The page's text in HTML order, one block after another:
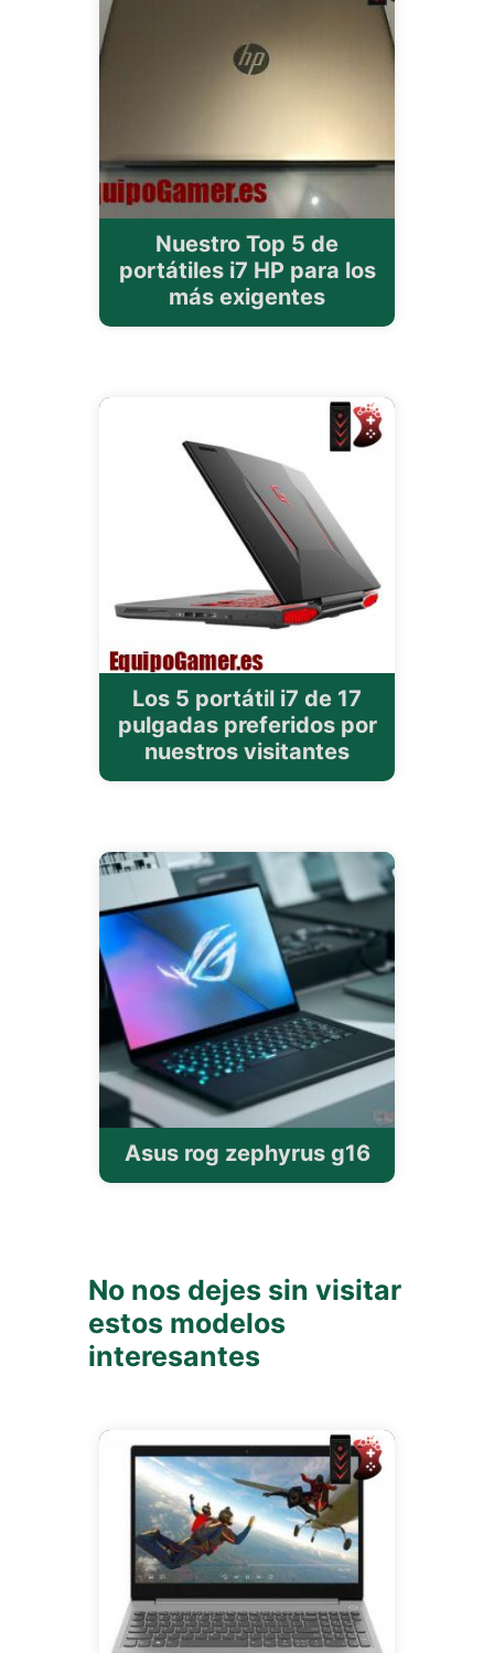
Nuestro Top 5 de
portátiles i7 HP para los
más exigentes
Los 5 portátil i7 de 17
pulgadas preferidos por
nuestros visitantes
Asus rog zephyrus g16
No nos dejes sin visitar
estos modelos
interesantes